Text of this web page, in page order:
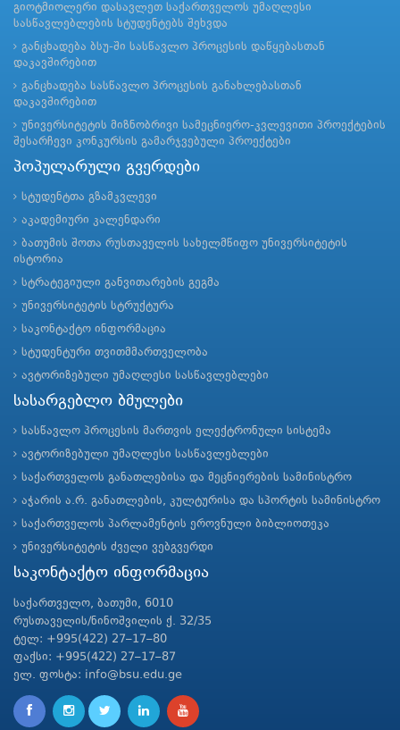
გიოტმიოლერი დასავლეთ საქართველოს უმაღლესი
სასწავლებლების სტუდენტებს შეხვდა
განცხადება ბსუ-ში სასწავლო პროცესის დაწყებასთან
დაკავშირებით
განცხადება სასწავლო პროცესის განახლებასთან
დაკავშირებით
უნივერსიტეტის მიზნობრივი სამეცნიერო-კვლევითი პროექტების
შესარჩევი კონკურსის გამარჯვებული პროექტები
პოპულარული გვერდები
სტუდენტთა გზამკვლევი
აკადემიური კალენდარი
ბათუმის შოთა რუსთაველის სახელმწიფო უნივერსიტეტის
ისტორია
სტრატეგიული განვითარების გეგმა
უნივერსიტეტის სტრუქტურა
საკონტაქტო ინფორმაცია
სტუდენტური თვითმმართველობა
ავტორიზებული უმაღლესი სასწავლებლები
სასარგებლო ბმულები
სასწავლო პროცესის მართვის ელექტრონული სისტემა
ავტორიზებული უმაღლესი სასწავლებლები
საქართველოს განათლებისა და მეცნიერების სამინისტრო
აჭარის ა.რ. განათლების, კულტურისა და სპორტის სამინისტრო
საქართველოს პარლამენტის ეროვნული ბიბლიოთეკა
უნივერსიტეტის ძველი ვებგვერდი
საკონტაქტო ინფორმაცია
საქართველო, ბათუმი, 6010
რუსთაველის/ნინოშვილის ქ. 32/35
ტელ: +995(422) 27–17–80
ფაქსი: +995(422) 27–17–87
ელ. ფოსტა: info@bsu.edu.ge